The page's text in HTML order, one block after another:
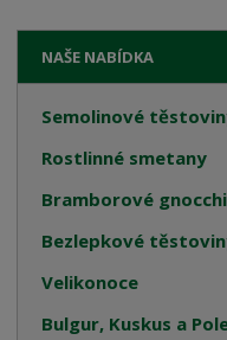
NAŠE NABÍDKA
Semolinové
Rostlinné smetany
Bramborové gnocchi
Bezlepkové
Velikonoce
Bulgur, Kuskus a